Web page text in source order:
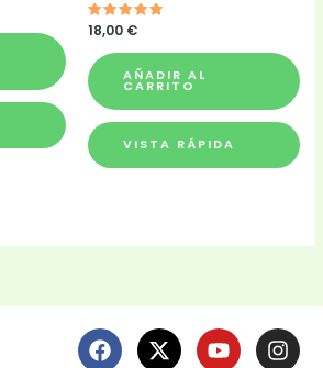
Valorado
con
5.00
de 5
18,00 €
AÑADIR AL
CARRITO
VISTA RÁPIDA
F
a
X
-
Y
o
I
n
L
i
S
o